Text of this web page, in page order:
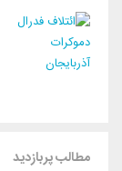
مطالب پربازدید